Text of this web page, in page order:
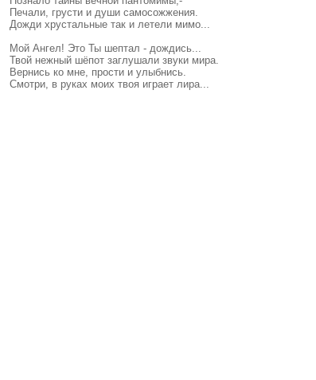
Печали, грусти и души самосожжения.
Дожди хрустальные так и летели мимо...
Мой Ангел! Это Ты шептал - дождись...
Твой нежный шёпот заглушали звуки мира.
Вернись ко мне, прости и улыбнись.
Смотри, в руках моих твоя играет лира...